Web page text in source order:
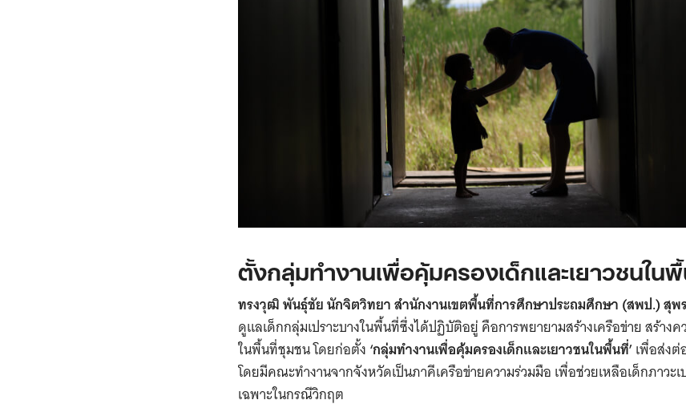
ตั้งกลุ่มทำงานเพื่อคุ้มครองเด็กและเยาวชนใน
ทรงวุฒิ พันธุ์ชัย นักจิตวิทยา สำนักงานเขตพื้นที่การศึกษาประถมศึกษา (สพป.) สุพ
ดูแลเด็กกลุ่มเปราะบางในพื้นที่ซึ่งได้ปฏิบัติอยู่ คือการพยายามสร้างเครือข่าย สร้าง
ในพื้นที่ชุมชน โดยก่อตั้ง ‘กลุ่มทำงานเพื่อคุ้มครองเด็กและเยาวชนในพื้นที่’เพื่อส่งต่
โดยมีคณะทำงานจากจังหวัดเป็นภาคีเครือข่ายความร่วมมือ เพื่อช่วยเหลือเด็กภาวะเ
เฉพาะในกรณีวิกฤต